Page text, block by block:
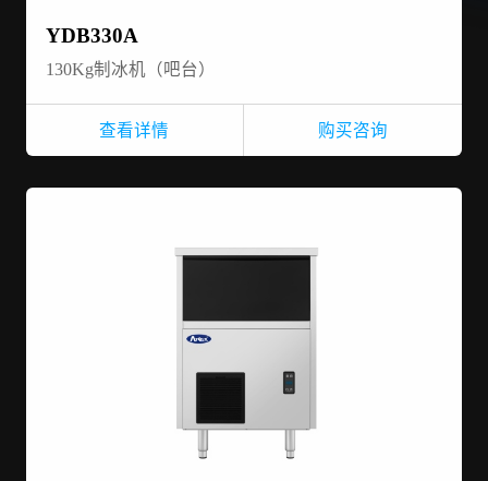
YDB330A
130Kg制冰机（吧台）
查看详情 购买咨询